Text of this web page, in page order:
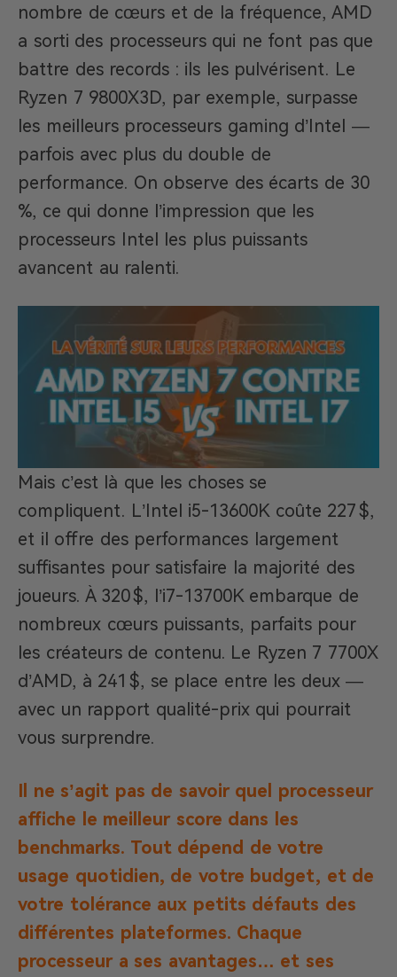
nombre de cœurs et de la fréquence, AMD
a sorti des processeurs qui ne font pas que
battre des records : ils les pulvérisent. Le
Ryzen 7 9800X3D, par exemple, surpasse
les meilleurs processeurs gaming d’Intel —
parfois avec plus du double de
performance. On observe des écarts de 30
%, ce qui donne l’impression que les
processeurs Intel les plus puissants
avancent au ralenti.
Mais c’est là que les choses se
compliquent. L’Intel i5-13600K coûte 227 $,
et il offre des performances largement
suffisantes pour satisfaire la majorité des
joueurs. À 320 $, l’i7-13700K embarque de
nombreux cœurs puissants, parfaits pour
les créateurs de contenu. Le Ryzen 7 7700X
d’AMD, à 241 $, se place entre les deux —
avec un rapport qualité-prix qui pourrait
vous surprendre.
Il ne s’agit pas de savoir quel processeur
affiche le meilleur score dans les
benchmarks. Tout dépend de votre
usage quotidien, de votre budget, et de
votre tolérance aux petits défauts des
différentes plateformes. Chaque
processeur a ses avantages… et ses